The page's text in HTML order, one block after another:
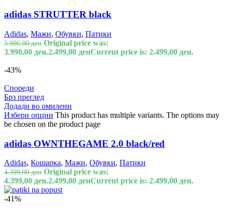
adidas STRUTTER black
Adidas, Мажи, Обувки, Патики
3.990,00ден Original price was:
3.990,00 ден.2.499,00 денCurrent price is: 2.499,00 ден.
-43%
Спореди
Брз преглед
Додади во омилени
Избери опции This product has multiple variants. The options may
be chosen on the product page
adidas OWNTHEGAME 2.0 black/red
Adidas, Кошарка, Мажи, Обувки, Патики
4.399,00ден Original price was:
4.399,00 ден.2.499,00 денCurrent price is: 2.499,00 ден.
-41%